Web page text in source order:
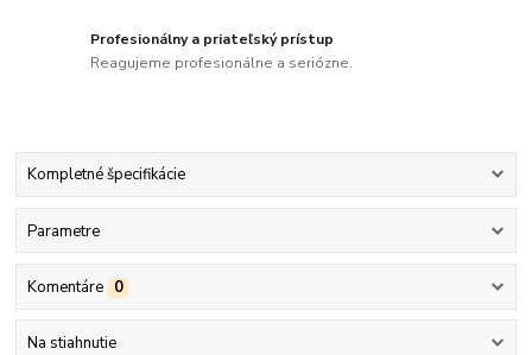
Profesionálny a priateľský prístup
Reagujeme profesionálne a seriózne.
Kompletné špecifikácie
Parametre
Komentáre 0
Na stiahnutie